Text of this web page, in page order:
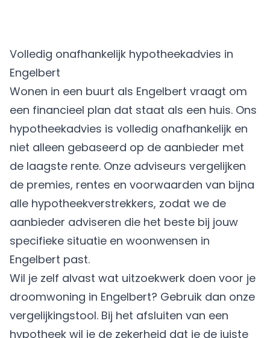
Volledig onafhankelijk hypotheekadvies in
Engelbert
Wonen in een buurt als Engelbert vraagt om
een financieel plan dat staat als een huis. Ons
hypotheekadvies is volledig onafhankelijk en
niet alleen gebaseerd op de aanbieder met
de laagste rente. Onze adviseurs vergelijken
de premies, rentes en voorwaarden van bijna
alle hypotheekverstrekkers, zodat we de
aanbieder adviseren die het beste bij jouw
specifieke situatie en woonwensen in
Engelbert past.
Wil je zelf alvast wat uitzoekwerk doen voor je
droomwoning in Engelbert? Gebruik dan onze
vergelijkingstool. Bij het afsluiten van een
hypotheek wil je de zekerheid dat je de juiste